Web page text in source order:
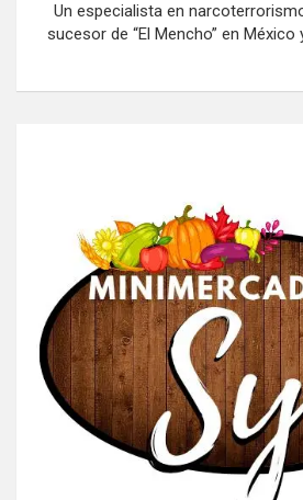
Un especialista en
sucesor de “El Mencho” en México